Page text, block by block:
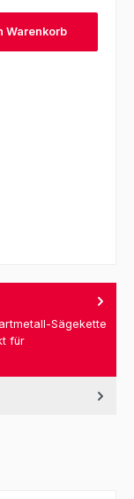
oder benutze die
Warenkorb
Sägekette
für